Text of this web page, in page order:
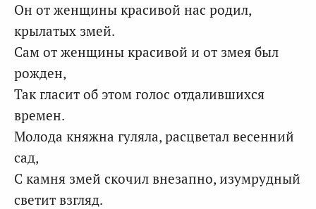
Он от женщины красивой нас родил,
крылатых змей.
Сам от женщины красивой и от змея был
рожден,
Так гласит об этом голос отдалившихся
времен.
Молода княжна гуляла, расцветал весенний
сад,
С камня змей скочил внезапно, изумрудный
светит взгляд.